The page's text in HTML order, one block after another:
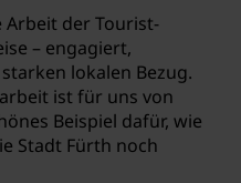
Arbeit der Tourist-
– engagiert,
lokalen Bezug.
ist für uns von
Beispiel dafür, wie
Stadt Fürth noch